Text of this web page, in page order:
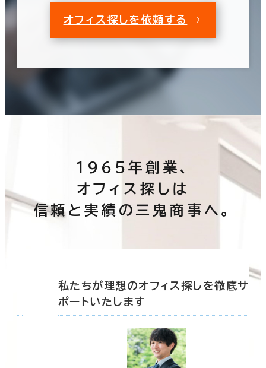
オフィス探しを依頼する
1965年創業、
オフィス探しは
信頼と実績の三鬼商事へ。
私たちが理想のオフィス探しを徹底サ
ポートいたします